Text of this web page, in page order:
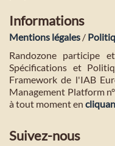
Informations
Mentions légales /
Randozone participe
Spécifications et
Framework de l'IAB
Management Platform
à tout moment en
Suivez-nous